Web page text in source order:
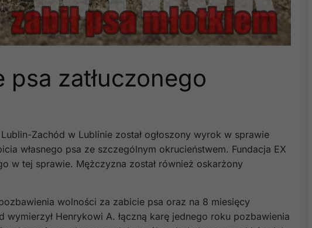
zatłuczonego
Zachód w Lublinie został ogłoszony wyrok w sprawie
własnego psa ze szczególnym okrucieństwem. Fundacja EX
w tej sprawie. Mężczyzna został również oskarżony
wolności za zabicie psa oraz na 8 miesięcy
wymierzył Henrykowi A. łączną karę jednego roku pozbawienia